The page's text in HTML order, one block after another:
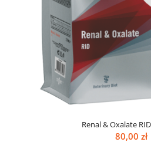
Renal & Oxalate
80,00zł